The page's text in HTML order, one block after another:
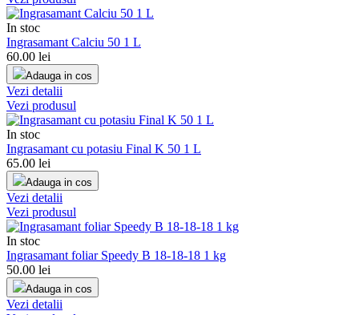
In stoc
Ingrasamant Calciu 50 1 L
60.00 lei
Adauga in cos
Vezi detalii
Vezi produsul
In stoc
Ingrasamant cu potasiu Final K 50 1 L
65.00 lei
Adauga in cos
Vezi detalii
Vezi produsul
In stoc
Ingrasamant foliar Speedy B 18-18-18 1 kg
50.00 lei
Adauga in cos
Vezi detalii